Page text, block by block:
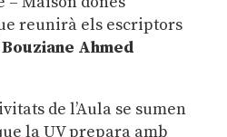
reunirà els escriptors
Bouziane Ahmed
de l’Aula se sumen
la UV prepara amb